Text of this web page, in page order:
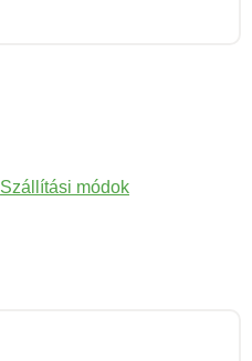
Szállítási módok